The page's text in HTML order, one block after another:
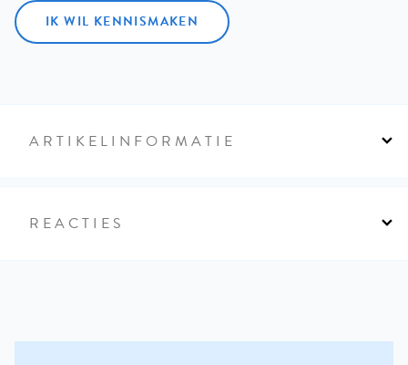
IK WIL KENNISMAKEN
ARTIKELINFORMATIE
REACTIES